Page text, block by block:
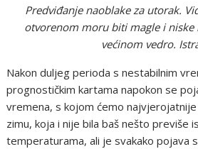
Predviđanje naoblake za utorak.
otvorenom moru biti magle i niske
većinom vedro.
Nakon duljeg perioda s nestabilnim
prognostičkim kartama napokon se
vremena, s kojom ćemo
zimu, koja i nije bila baš nešto previše
temperaturama, ali je svakako pojava